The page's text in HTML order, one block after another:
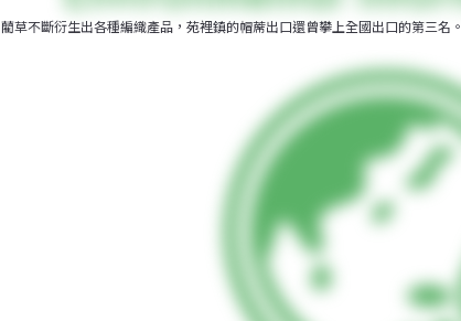
藺草不斷衍生出各種編織產品，苑裡鎮的帽蓆出口還曾攀上全國出口的第三名。